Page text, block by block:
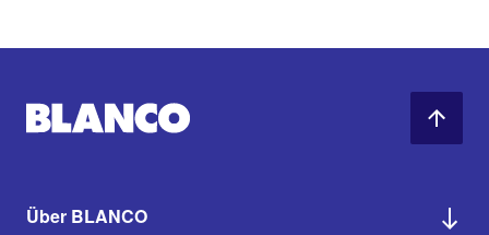
Über BLANCO